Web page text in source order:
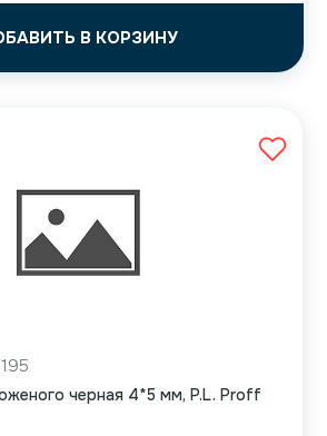
В КОРЗИНУ
черная 4*5 мм, P.L. Proff